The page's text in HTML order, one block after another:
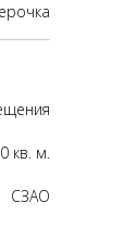
кв. м.
CЗАО